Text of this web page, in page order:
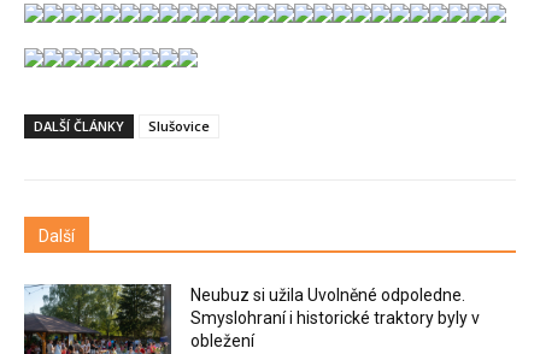
DALŠÍ ČLÁNKY Slušovice
Další
Neubuz si užila Uvolněné odpoledne.
Smyslohraní i historické traktory byly v
obležení